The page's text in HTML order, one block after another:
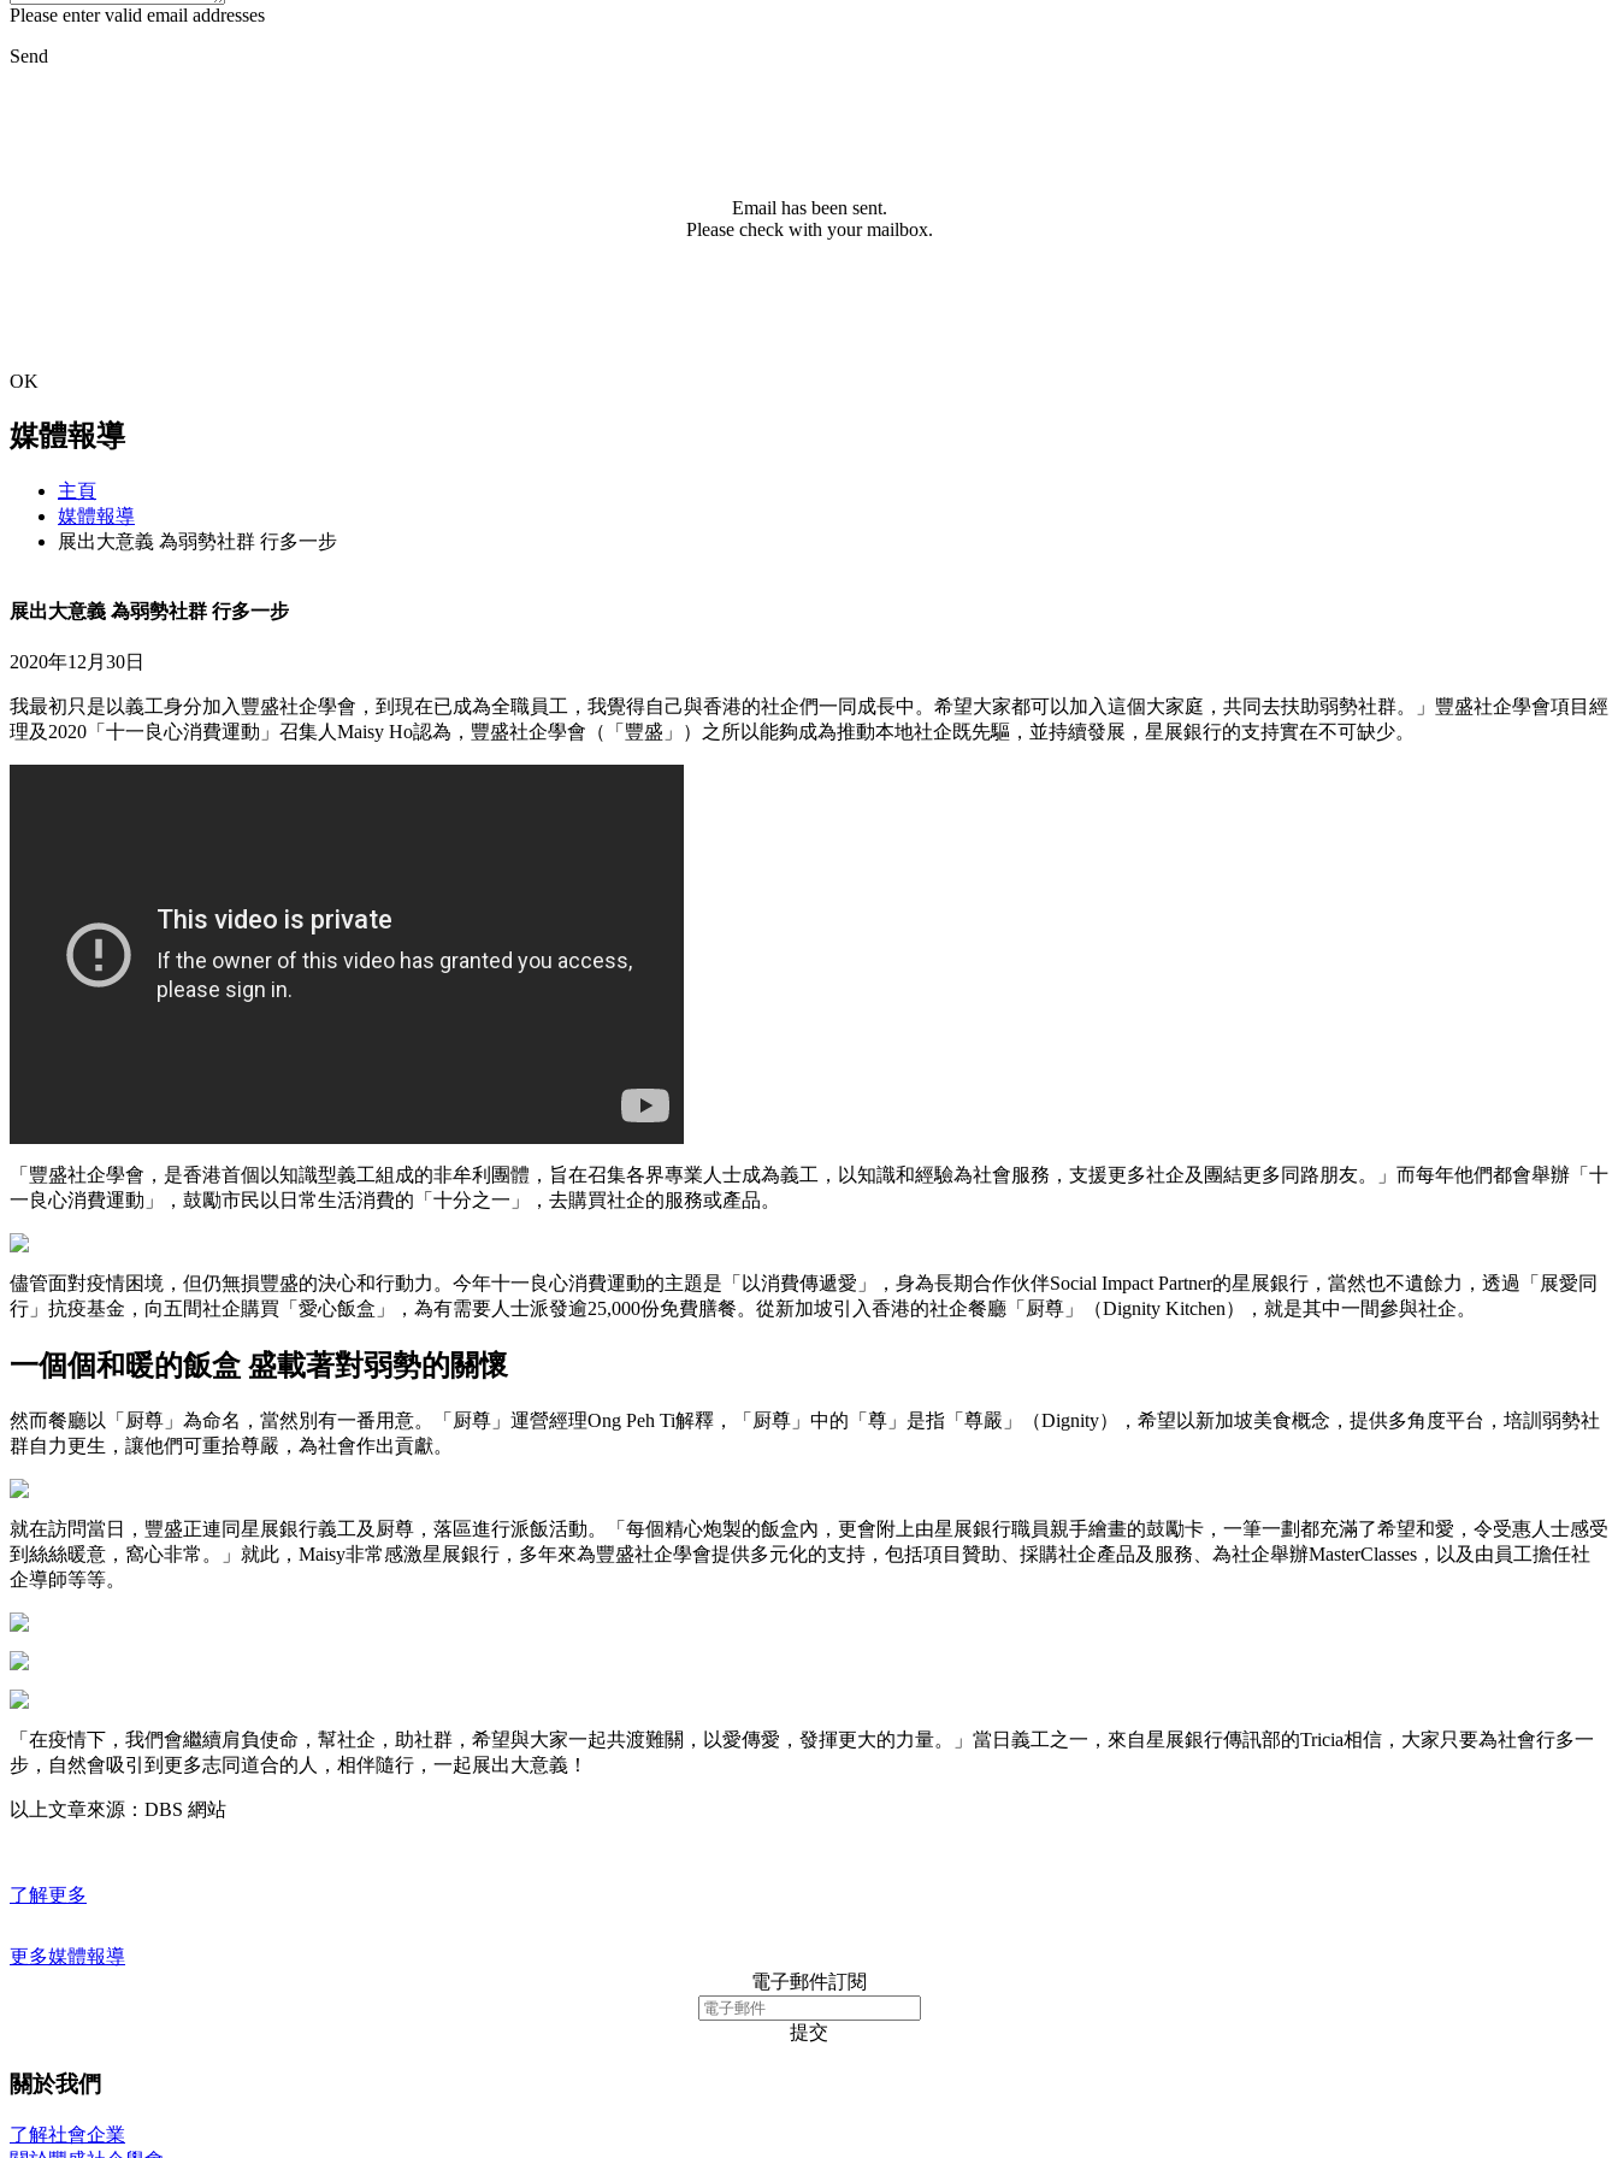
Please enter valid email addresses
Send
Email has been sent.
Please check with your mailbox.
OK
媒體報導
主頁
媒體報導
展出大意義 為弱勢社群 行多一步
展出大意義 為弱勢社群 行多一步
2020年12月30日
我最初只是以義工身分加入豐盛社企學會，到現在已成為全職員工，我覺得自己與香港的社企們一同成長中。希望大家都可以加入這個大家庭，共同去扶助弱勢社群。」豐盛社企學會項目經
理及2020「十一良心消費運動」召集人Maisy Ho認為，豐盛社企學會（「豐盛」）之所以能夠成為推動本地社企既先驅，並持續發展，星展銀行的支持實在不可缺少。
「豐盛社企學會，是香港首個以知識型義工組成的非牟利團體，旨在召集各界專業人士成為義工，以知識和經驗為社會服務，支援更多社企及團結更多同路朋友。」而每年他們都會舉辦「十
一良心消費運動」，鼓勵市民以日常生活消費的「十分之一」，去購買社企的服務或產品。
儘管面對疫情困境，但仍無損豐盛的決心和行動力。今年十一良心消費運動的主題是「以消費傳遞愛」，身為長期合作伙伴Social Impact Partner的星展銀行，當然也不遺餘力，透過「展愛同
行」抗疫基金，向五間社企購買「愛心飯盒」，為有需要人士派發逾25,000份免費膳餐。從新加坡引入香港的社企餐廳「厨尊」（Dignity Kitchen），就是其中一間參與社企。
一個個和暖的飯盒 盛載著對弱勢的關懷
然而餐廳以「厨尊」為命名，當然別有一番用意。「厨尊」運營經理Ong Peh Ti解釋，「厨尊」中的「尊」是指「尊嚴」（Dignity），希望以新加坡美食概念，提供多角度平台，培訓弱勢社
群自力更生，讓他們可重拾尊嚴，為社會作出貢獻。
就在訪問當日，豐盛正連同星展銀行義工及厨尊，落區進行派飯活動。「每個精心炮製的飯盒內，更會附上由星展銀行職員親手繪畫的鼓勵卡，一筆一劃都充滿了希望和愛，令受惠人士感受
到絲絲暖意，窩心非常。」就此，Maisy非常感激星展銀行，多年來為豐盛社企學會提供多元化的支持，包括項目贊助、採購社企產品及服務、為社企舉辦MasterClasses，以及由員工擔任社
企導師等等。
「在疫情下，我們會繼續肩負使命，幫社企，助社群，希望與大家一起共渡難關，以愛傳愛，發揮更大的力量。」當日義工之一，來自星展銀行傳訊部的Tricia相信，大家只要為社會行多一
步，自然會吸引到更多志同道合的人，相伴隨行，一起展出大意義！
以上文章來源：DBS 網站
了解更多
更多媒體報導
電子郵件訂閱
提交
關於我們
了解社會企業